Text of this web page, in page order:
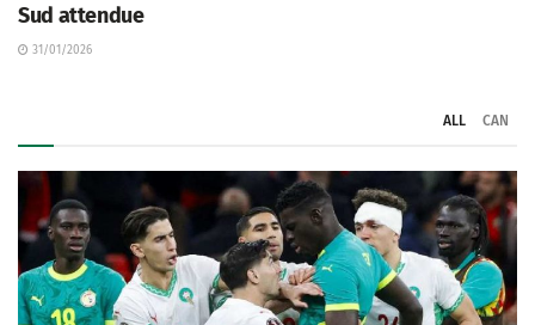
Sud attendue
31/01/2026
ALL CAN